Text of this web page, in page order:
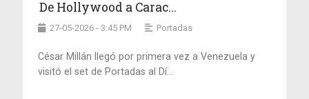
De Hollywood a Carac...
27-05-2026 - 3:45 PM Portadas
César Millán llegó por primera vez a Venezuela y
visitó el set de Portadas al Dí...